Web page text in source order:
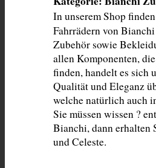
In unserem Shop
Fahrrädern von
Zubehör sowie
allen Komponenten,
finden, handelt es sich
Qualität und Eleganz
welche natürlich auch
Sie müssen wissen ?
Bianchi, dann erhalten
und Celeste.